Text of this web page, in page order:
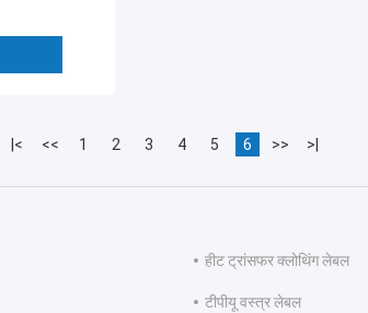
|< << 1 2 3 4 5 6 >> >|
हीट ट्रांसफर क्लोथिंग लेबल
टीपीयू वस्त्र लेबल